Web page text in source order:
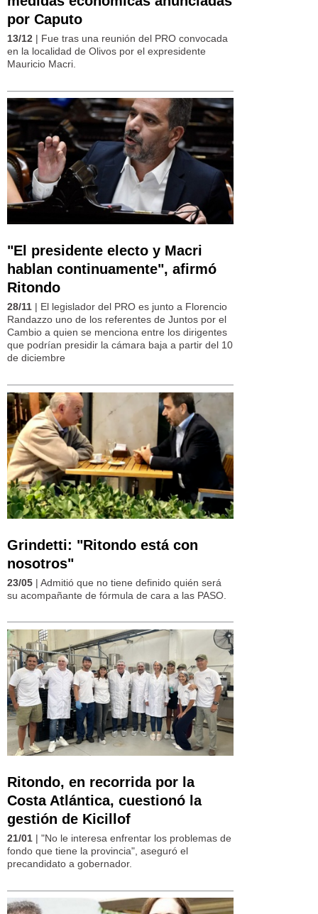
por Caputo
13/12 | Fue tras una reunión del PRO convocada
en la localidad de Olivos por el expresidente
Mauricio Macri.
"El presidente electo y Macri
hablan continuamente", afirmó
Ritondo
28/11 | El legislador del PRO es junto a Florencio
Randazzo uno de los referentes de Juntos por el
Cambio a quien se menciona entre los dirigentes
que podrían presidir la cámara baja a partir del 10
de diciembre
Grindetti: "Ritondo está con
nosotros"
23/05 | Admitió que no tiene definido quién será
su acompañante de fórmula de cara a las PASO.
Ritondo, en recorrida por la
Costa Atlántica, cuestionó la
gestión de Kicillof
21/01 | "No le interesa enfrentar los problemas de
fondo que tiene la provincia", aseguró el
precandidato a gobernador.